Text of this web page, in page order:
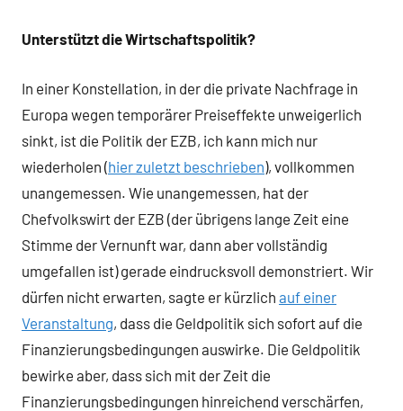
Unterstützt die Wirtschaftspolitik?
In einer Konstellation, in der die private Nachfrage in
Europa wegen temporärer Preiseffekte unweigerlich
sinkt, ist die Politik der EZB, ich kann mich nur
wiederholen (hier zuletzt beschrieben), vollkommen
unangemessen. Wie unangemessen, hat der
Chefvolkswirt der EZB (der übrigens lange Zeit eine
Stimme der Vernunft war, dann aber vollständig
umgefallen ist) gerade eindrucksvoll demonstriert. Wir
dürfen nicht erwarten, sagte er kürzlich auf einer
Veranstaltung, dass die Geldpolitik sich sofort auf die
Finanzierungsbedingungen auswirke. Die Geldpolitik
bewirke aber, dass sich mit der Zeit die
Finanzierungsbedingungen hinreichend verschärfen,